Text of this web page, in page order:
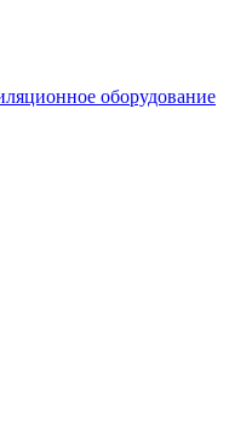
оборудование